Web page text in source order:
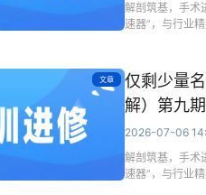
著5部。参与的
术技能总决赛亚
解剖筑基，手术
速器”，与行业
文章
仅剩少量
解）第九
2026-07-06
解剖筑基，手术
速器”，与行业